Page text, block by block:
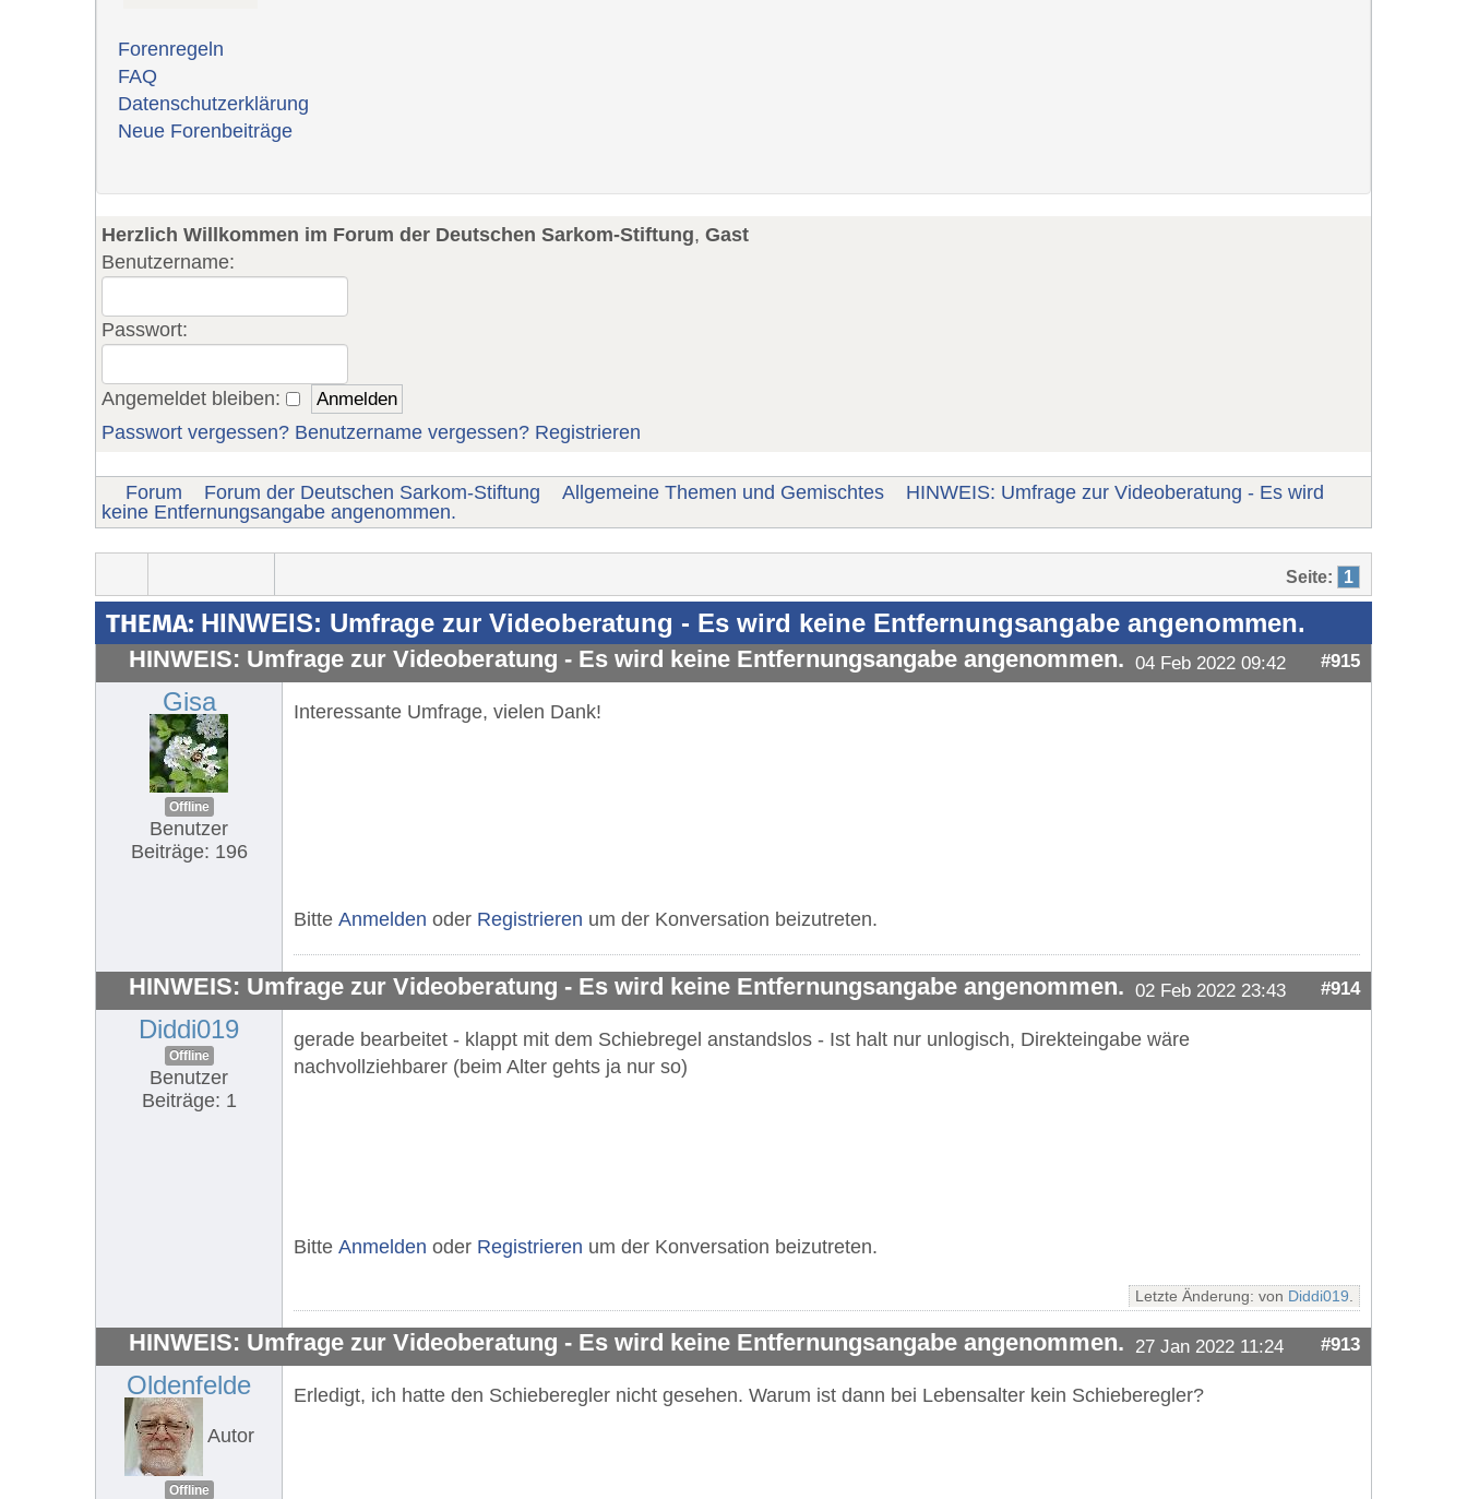
Forenregeln
FAQ
Datenschutzerklärung
Neue Forenbeiträge
Herzlich Willkommen im Forum der Deutschen Sarkom-Stiftung, Gast
Benutzername:
Passwort:
Angemeldet bleiben:
Passwort vergessen? Benutzername vergessen? Registrieren
Forum Forum der Deutschen Sarkom-Stiftung Allgemeine Themen und Gemischtes
HINWEIS: Umfrage zur Videoberatung - Es wird
keine Entfernungsangabe angenommen.
Seite: 1
THEMA: HINWEIS: Umfrage zur Videoberatung - Es wird keine Entfernungsangabe angenommen.
HINWEIS: Umfrage zur Videoberatung - Es wird keine Entfernungsangabe angenommen. 04 Feb 2022 09:42 #915
Gisa
Offline
Benutzer
Beiträge: 196
Interessante Umfrage, vielen Dank!
Bitte Anmelden oder Registrieren um der Konversation beizutreten.
HINWEIS: Umfrage zur Videoberatung - Es wird keine Entfernungsangabe angenommen. 02 Feb 2022 23:43 #914
Diddi019
Offline
Benutzer
Beiträge: 1
gerade bearbeitet - klappt mit dem Schiebregel anstandslos - Ist halt nur unlogisch, Direkteingabe wäre
nachvollziehbarer (beim Alter gehts ja nur so)
Bitte Anmelden oder Registrieren um der Konversation beizutreten.
Letzte Änderung: von Diddi019
HINWEIS: Umfrage zur Videoberatung - Es wird keine Entfernungsangabe angenommen. 27 Jan 2022 11:24 #913
Oldenfelde
Autor
Offline
Erledigt, ich hatte den Schieberegler nicht gesehen. Warum ist dann bei Lebensalter kein Schieberegler?